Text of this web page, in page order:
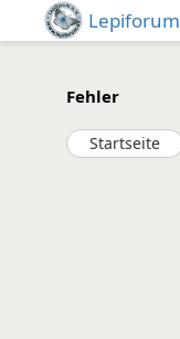
Lepiforum
Fehler
Startseite